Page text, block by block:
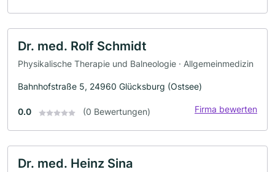
Dr. med. Rolf Schmidt
Physikalische Therapie und Balneologie · Allgemeinmedizin
Bahnhofstraße 5, 24960 Glücksburg (Ostsee)
0.0 (0 Bewertungen) Firma bewerten
Dr. med. Heinz Sina